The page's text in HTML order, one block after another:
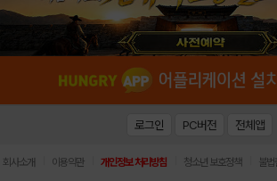
로그인 PC버전 전체앱
회사소개 이용약관 개인정보 처리방침 청소년 보호정책 불